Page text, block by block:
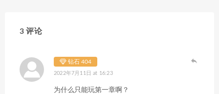
3 评论
钻石 404
2022年7月11日 at 16:23
为什么只能玩第一章啊？